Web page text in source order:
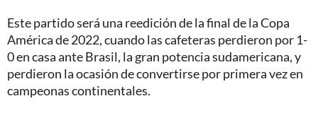
Este partido será una reedición de la final de la Copa
América de 2022, cuando las cafeteras perdieron por 1-
0 en casa ante Brasil, la gran potencia sudamericana, y
perdieron la ocasión de convertirse por primera vez en
campeonas continentales.